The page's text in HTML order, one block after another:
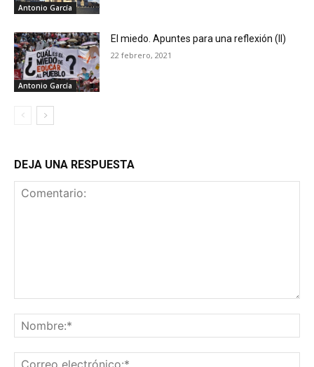
Antonio García
Antonio García
El miedo. Apuntes para una reflexión (II)
22 febrero, 2021
DEJA UNA RESPUESTA